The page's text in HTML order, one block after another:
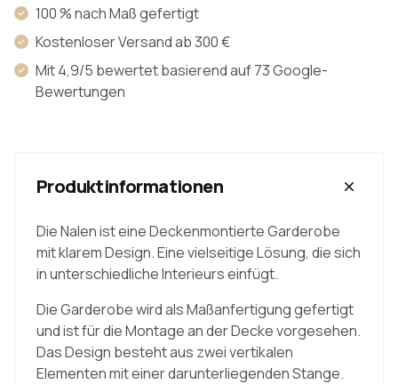
100 % nach Maß gefertigt
Kostenloser Versand ab 300 €
Mit 4,9/5 bewertet basierend auf 73 Google-
Bewertungen
Produktinformationen
Die Nalen ist eine Deckenmontierte Garderobe
mit klarem Design. Eine vielseitige Lösung, die sich
in unterschiedliche Interieurs einfügt.
Die Garderobe wird als Maßanfertigung gefertigt
und ist für die Montage an der Decke vorgesehen.
Das Design besteht aus zwei vertikalen
Elementen mit einer darunterliegenden Stange.